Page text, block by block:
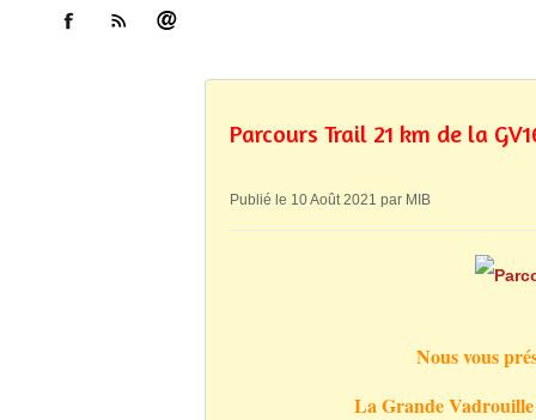
Parcours Trail 21 km de la
Publié le 10 Août 2021 par MIB
Nous vous
La Grande